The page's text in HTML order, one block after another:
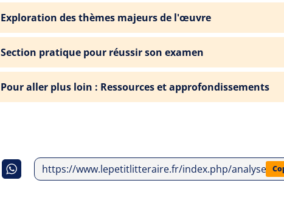
Exploration des thèmes majeurs de l'œuvre
Section pratique pour réussir son examen
Pour aller plus loin : Ressources et approfondissements
https://www.lepetitlitteraire.fr/index.php/analyses-